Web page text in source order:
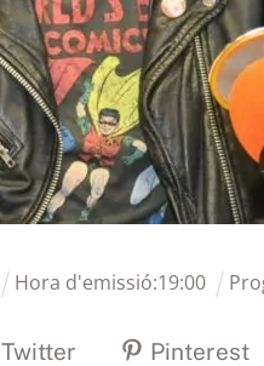
Hora d'emissió:19:00
Twitter Pinterest